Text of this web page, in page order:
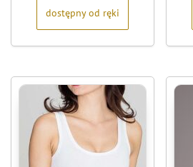
dostępny od ręki